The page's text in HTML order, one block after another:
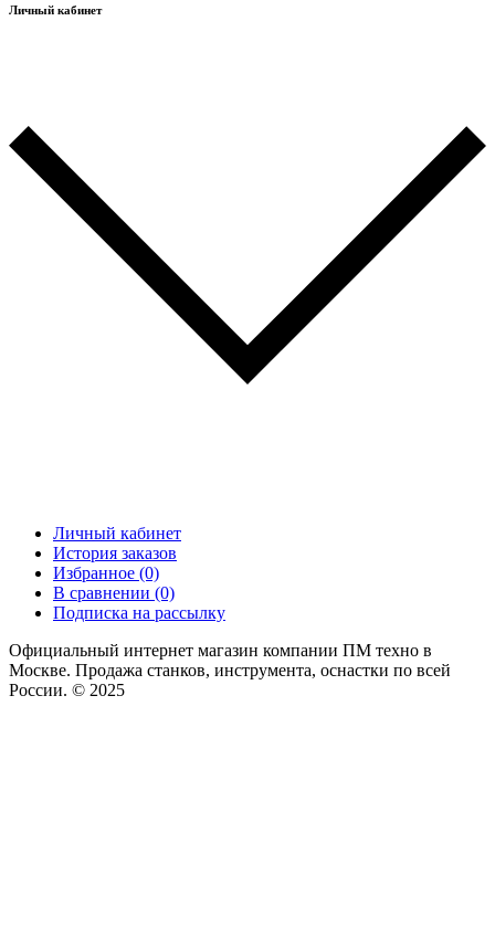
Личный кабинет
Личный кабинет
История заказов
Избранное (0)
В сравнении (0)
Подписка на рассылку
Официальный интернет магазин компании ПМ техно в
Москве. Продажа станков, инструмента, оснастки по всей
России. © 2025